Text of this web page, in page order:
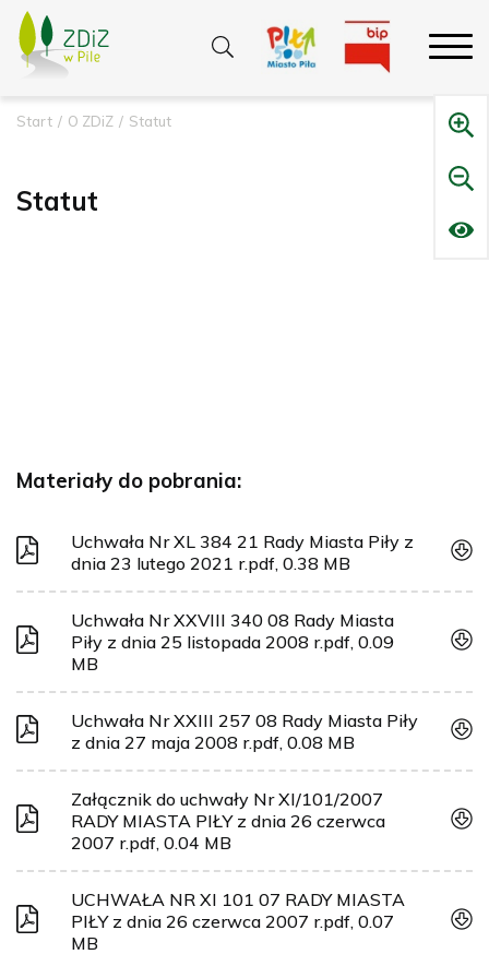
Start O ZDiZ Statut
Statut
Materiały do pobrania:
Uchwała Nr XL 384 21 Rady Miasta Piły z
dnia 23 lutego 2021 r.pdf, 0.38 MB
Uchwała Nr XXVIII 340 08 Rady Miasta
Piły z dnia 25 listopada 2008 r.pdf, 0.09
MB
Uchwała Nr XXIII 257 08 Rady Miasta Piły
z dnia 27 maja 2008 r.pdf, 0.08 MB
Załącznik do uchwały Nr XI/101/2007
RADY MIASTA PIŁY z dnia 26 czerwca
2007 r.pdf, 0.04 MB
UCHWAŁA NR XI 101 07 RADY MIASTA
PIŁY z dnia 26 czerwca 2007 r.pdf, 0.07
MB